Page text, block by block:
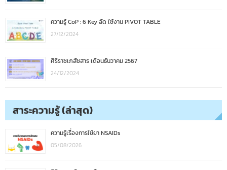
ความรู้ CoP : 6 Key ลัด ใช้งาน PIVOT TABLE
27/12/2024
ศิริราชเภสัชสาร เดือนธันวาคม 2567
24/12/2024
สาระความรู้ (ล่าสุด)
ความรู้เรื่องการใช้ยา NSAIDs
05/08/2026